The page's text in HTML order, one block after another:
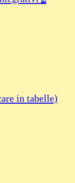
in tabelle)